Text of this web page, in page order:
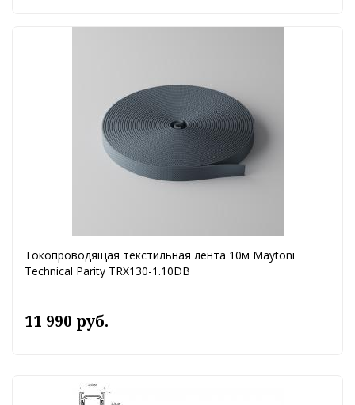
Токопроводящая текстильная лента 10м Maytoni
Technical Parity TRX130-1.10DB
11 990 руб.